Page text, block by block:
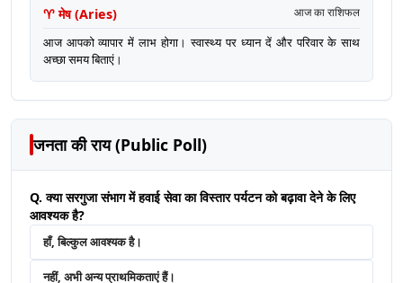
♈ मेष(Aries) आज का राशिफल
आज आपको व्यापार में लाभ होगा। स्वास्थ्य पर ध्यान दें और परिवार के साथ
अच्छा समय बिताएं।
जनता की राय (Public Poll)
Q. क्या सरगुजा संभाग में हवाई सेवा का विस्तार पर्यटन को बढ़ावा देने के लिए
आवश्यक है?
हाँ, बिल्कुल आवश्यक है।
नहीं, अभी अन्य प्राथमिकताएं हैं।